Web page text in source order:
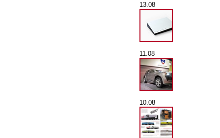
13.08
11.08
10.08